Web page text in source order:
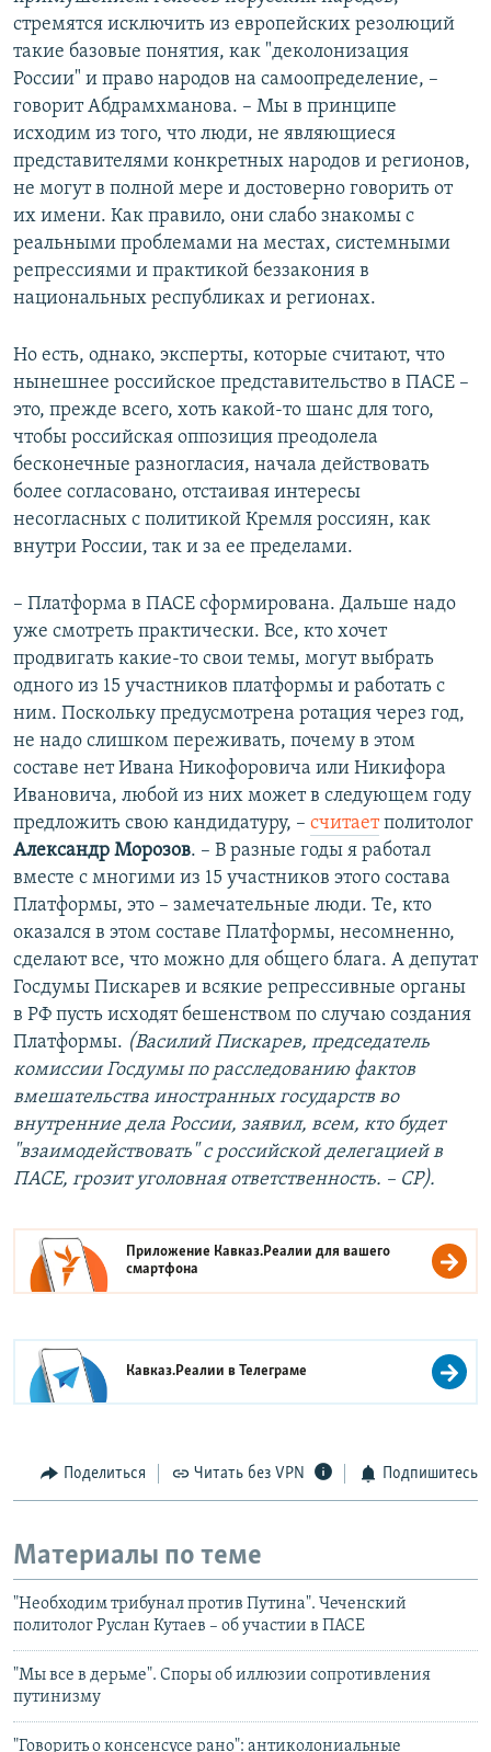
стремятся исключить из европейских резолюций
такие базовые понятия, как "деколонизация
России" и право народов на самоопределение, –
говорит Абдрамхманова. – Мы в принципе
исходим из того, что люди, не являющиеся
представителями конкретных народов и регионов,
не могут в полной мере и достоверно говорить от
их имени. Как правило, они слабо знакомы с
реальными проблемами на местах, системными
репрессиями и практикой беззакония в
национальных республиках и регионах.
Но есть, однако, эксперты, которые считают, что
нынешнее российское представительство в ПАСЕ –
это, прежде всего, хоть какой-то шанс для того,
чтобы российская оппозиция преодолела
бесконечные разногласия, начала действовать
более согласовано, отстаивая интересы
несогласных с политикой Кремля россиян, как
внутри России, так и за ее пределами.
– Платформа в ПАСЕ сформирована. Дальше надо
уже смотреть практически. Все, кто хочет
продвигать какие-то свои темы, могут выбрать
одного из 15 участников платформы и работать с
ним. Поскольку предусмотрена ротация через год,
не надо слишком переживать, почему в этом
составе нет Ивана Никофоровича или Никифора
Ивановича, любой из них может в следующем году
предложить свою кандидатуру, – считаетполитолог
Александр Морозов. – В разные годы я работал
вместе с многими из 15 участников этого состава
Платформы, это – замечательные люди. Те, кто
оказался в этом составе Платформы, несомненно,
сделают все, что можно для общего блага. А депутат
Госдумы Пискарев и всякие репрессивные органы
в РФ пусть исходят бешенством по случаю создания
Платформы. (Василий Пискарев, председатель
комиссии Госдумы по расследованию фактов
вмешательства иностранных государств во
внутренние дела России, заявил, всем, кто будет
"взаимодействовать" с российской делегацией в
ПАСЕ, грозит уголовная ответственность. – СР).
Приложение Кавказ.Реалии для вашего
смартфона
Кавказ.Реалии вТелеграме
Поделиться Читать без VPN Подпишитесь
Материалы по теме
"Необходим трибунал против Путина". Чеченский
политолог Руслан Кутаев – об участии в ПАСЕ
"Мы все в дерьме". Споры об иллюзии сопротивления
путинизму
"Говорить о консенсусе рано": антиколониальные